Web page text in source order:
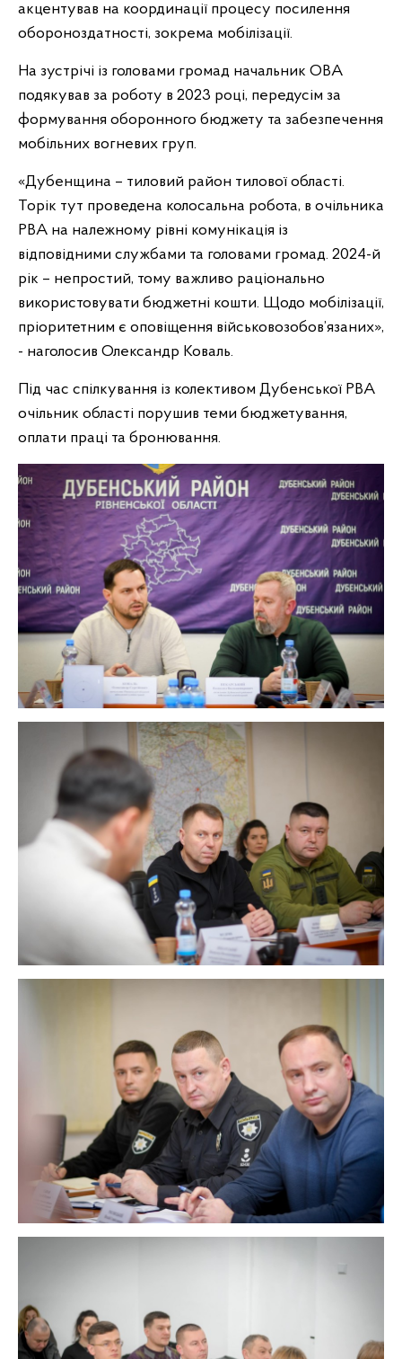
акцентував на координації процесу посилення
обороноздатності, зокрема мобілізації.
На зустрічі із головами громад начальник ОВА
подякував за роботу в 2023 році, передусім за
формування оборонного бюджету та забезпечення
мобільних вогневих груп.
«Дубенщина – тиловий район тилової області.
Торік тут проведена колосальна робота, в очільника
РВА на належному рівні комунікація із
відповідними службами та головами громад. 2024-й
рік – непростий, тому важливо раціонально
використовувати бюджетні кошти. Щодо мобілізації,
пріоритетним є оповіщення військовозобов’язаних»,
- наголосив Олександр Коваль.
Під час спілкування із колективом Дубенської РВА
очільник області порушив теми бюджетування,
оплати праці та бронювання.